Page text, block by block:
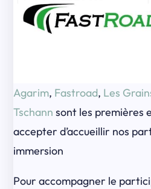
Agarim, Fastroad, Les
Tschann sont les premières
accepter d’accueillir nos
immersion
Pour accompagner le